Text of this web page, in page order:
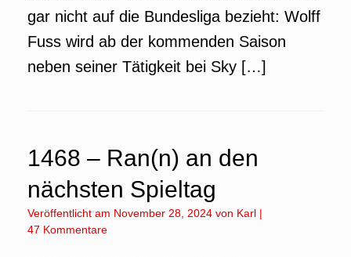
gar nicht auf die Bundesliga bezieht: Wolff
Fuss wird ab der kommenden Saison
neben seiner Tätigkeit bei Sky […]
1468 – Ran(n) an den
nächsten Spieltag
Veröffentlicht am November 28, 2024 von Karl |
47 Kommentare